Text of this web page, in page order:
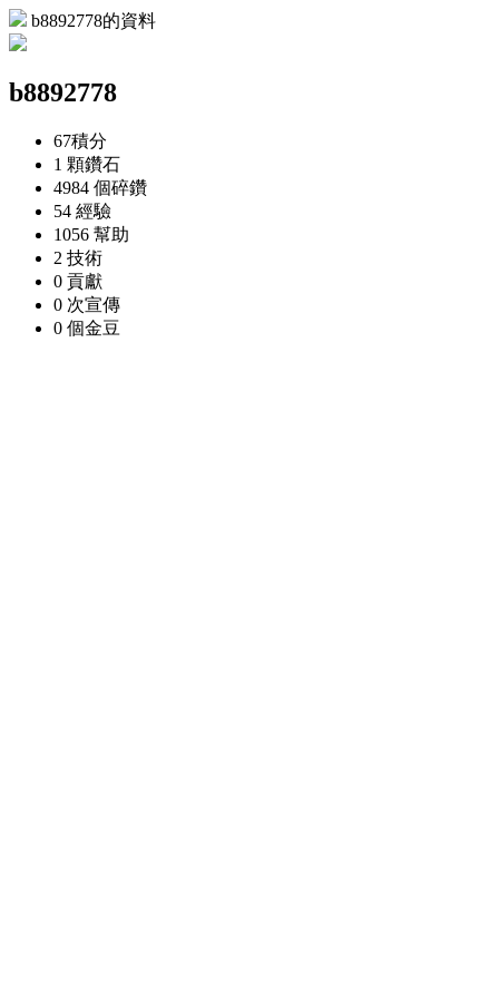
b8892778的資料
b8892778
67積分
1 顆鑽石
4984 個碎鑽
54 經驗
1056 幫助
2 技術
0 貢獻
0 次宣傳
0 個金豆